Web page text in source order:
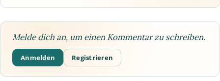
Melde dich an, um einen Kommentar zu schreiben.
Anmelden Registrieren